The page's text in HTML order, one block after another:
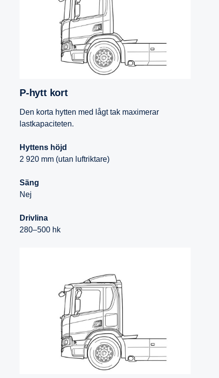
P-hytt kort
Den korta hytten med lågt tak maximerar
lastkapaciteten.
Hyttens höjd
2 920 mm (utan luftriktare)
Säng
Nej
Drivlina
280–500 hk